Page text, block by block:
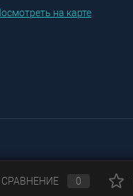
на карте
СРАВНЕНИЕ 0